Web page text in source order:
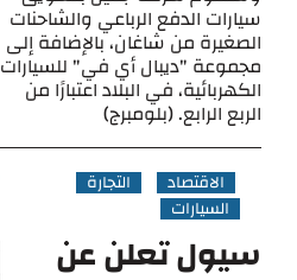
سيارات الدفع الرباعي والشاحنات
الصغيرة من شاغان، بالإضافة إلى
مجموعة "ديبال أي في" للسيارات
الكهربائية، في البلاد اعتبارًا من
الربع الرابع. (بلومبرج)
الاقتصاد
التجارة
السيارات
سيول تعلن عن